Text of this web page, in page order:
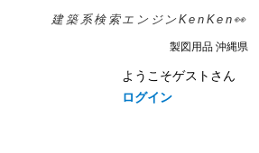
建築系検索エンジンKenKen👀
製図用品 沖縄県
ようこそゲストさん
ログイン